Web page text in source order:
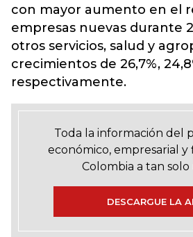
con mayor aumento en el
empresas nuevas durante
otros servicios, salud y
crecimientos de 26,7%,
respectivamente.
Toda la información del
económico, empresarial y
Colombia a tan
DESCARGUE LA